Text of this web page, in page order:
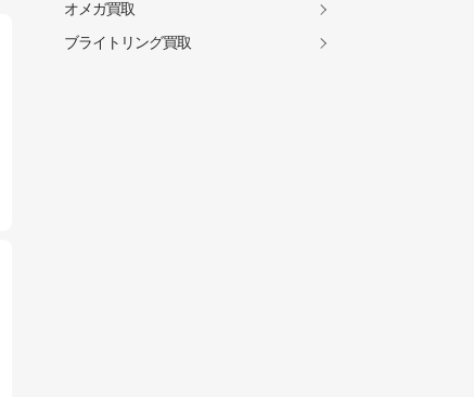
オメガ買取
ブライトリング買取